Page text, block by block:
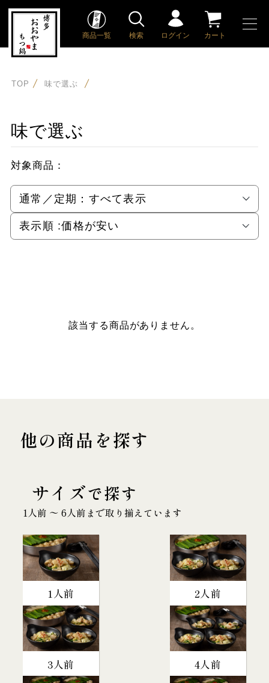
商品一覧 検索 ログイン カート
TOP 味で選ぶ
味で選ぶ
対象商品：
通常／定期： すべて表示
表示順 :価格が安い
該当する商品がありません。
他の商品を探す
サイズで探す
1人前 〜 6人前まで取り揃えています
1人前 2人前
3人前 4人前